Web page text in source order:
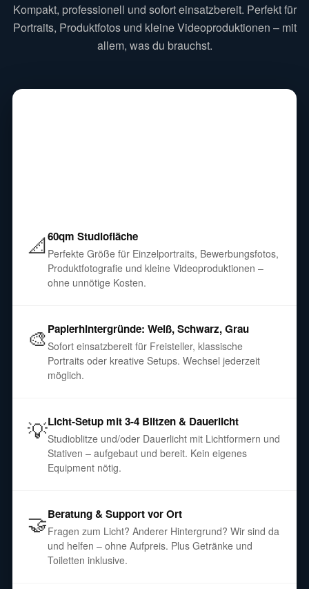
Kompakt, professionell und sofort einsatzbereit. Perfekt für
Portraits, Produktfotos und kleine Videoproduktionen – mit
allem, was du brauchst.
📐60qm Studiofläche
Perfekte Größe für Einzelportraits, Bewerbungsfotos,
Produktfotografie und kleine Videoproduktionen –
ohne unnötige Kosten.
🎨Papierhintergründe: Weiß, Schwarz, Grau
Sofort einsatzbereit für Freisteller, klassische
Portraits oder kreative Setups. Wechsel jederzeit
möglich.
💡Licht-Setup mit 3-4 Blitzen & Dauerlicht
Studioblitze und/oder Dauerlicht mit Lichtformern und
Stativen – aufgebaut und bereit. Kein eigenes
Equipment nötig.
🤝Beratung & Support vor Ort
Fragen zum Licht? Anderer Hintergrund? Wir sind da
und helfen – ohne Aufpreis. Plus Getränke und
Toiletten inklusive.